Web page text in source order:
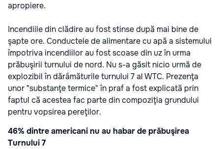
apropiere.
Incendiile din clădire au fost stinse după mai bine de
şapte ore. Conductele de alimentare cu apă a sistemului
împotriva incendiilor au fost scoase din uz în urma
prăbuşirii turnului de nord. Nu s-a găsit nicio urmă de
explozibil în dărâmăturile turnului 7 al WTC. Prezenţa
unor "substanţe termice" în praf a fost explicată prin
faptul că acestea fac parte din compoziţia grundului
pentru vopsirea pereţilor.
46% dintre americani nu au habar de prăbuşirea
Turnului 7